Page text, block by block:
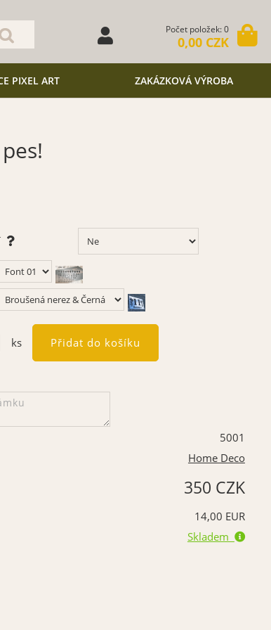
Počet položek: 0
0,00 CZK
PIXEL ART ZAKÁZKOVÁ VÝROBA
ks
5001
Home Deco
350 CZK
14,00 EUR
Skladem